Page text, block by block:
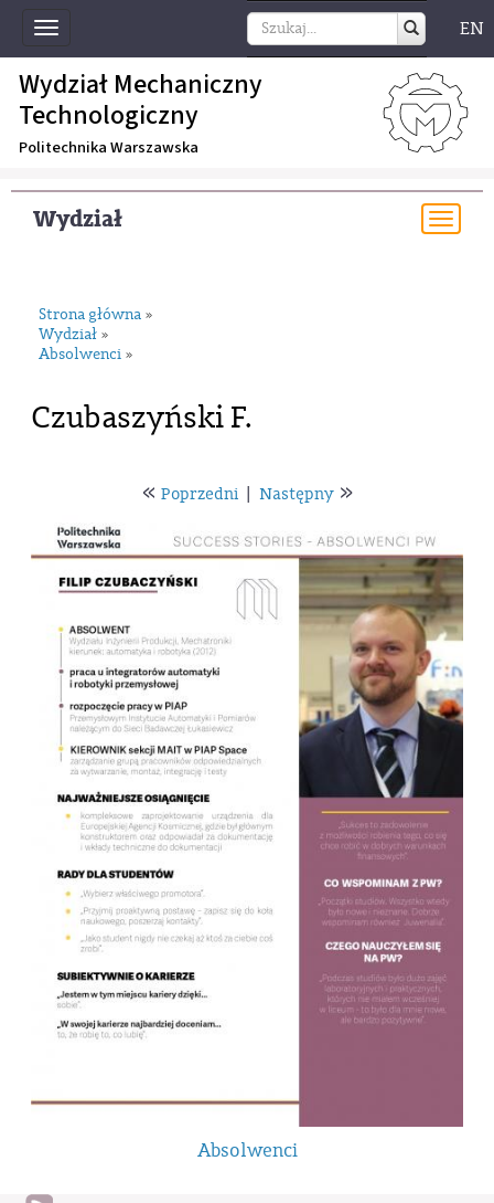
Toggle
navigation
EN
Wydział Mechaniczny
Technologiczny
Politechnika Warszawska
Wydział
Strona główna »
Wydział »
Absolwenci »
Czubaszyński F.
« Poprzedni Następny»
Absolwenci